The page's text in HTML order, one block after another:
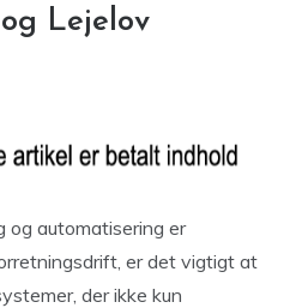
Lejelov
og automatisering er
er det vigtigt at
der ikke kun